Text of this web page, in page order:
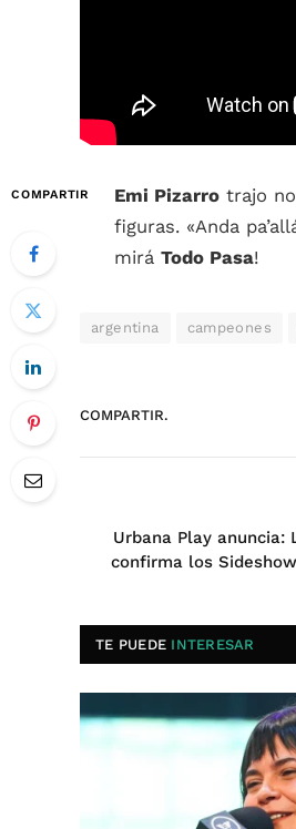
COMPARTIR Emi Pizarro trajo
figuras. «Anda
mirá Todo Pasa!
argentina campeones
COMPARTIR.
Urbana Play anuncia:
confirma los
TE PUEDE INTERESAR